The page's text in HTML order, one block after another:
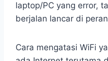
laptop/PC yang error,
berjalan lancar di
Cara mengatasi WiFi